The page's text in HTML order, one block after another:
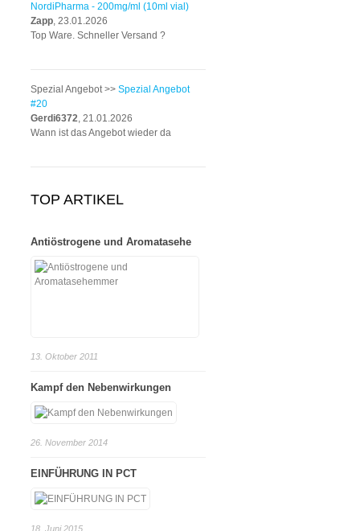
NordiPharma - 200mg/ml (10ml vial)
Zapp, 23.01.2026
Top Ware. Schneller Versand ?
Spezial Angebot >> Spezial Angebot
#20
Gerdi6372, 21.01.2026
Wann ist das Angebot wieder da
TOP ARTIKEL
Antiöstrogene und Aromatasehe
13. Oktober 2011
Kampf den Nebenwirkungen
26. November 2014
EINFÜHRUNG IN PCT
18. Juni 2015